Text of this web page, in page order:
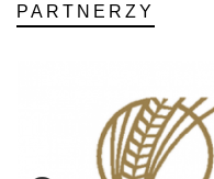
PARTNERZY